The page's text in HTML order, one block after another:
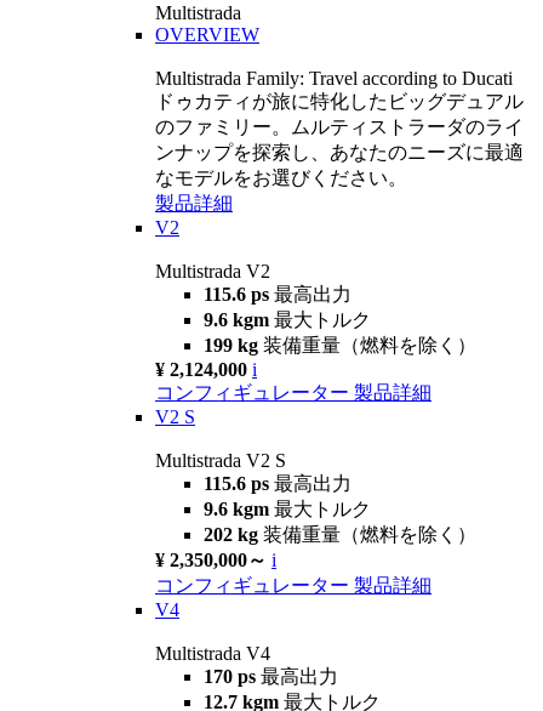
Multistrada
OVERVIEW
Multistrada Family: Travel according to Ducati
ドゥカティが旅に特化したビッグデュアル
のファミリー。ムルティストラーダのライ
ンナップを探索し、あなたのニーズに最適
なモデルをお選びください。
製品詳細
V2
Multistrada V2
115.6 ps 最高出力
9.6 kgm 最大トルク
199 kg 装備重量（燃料を除く）
¥ 2,124,000 i
コンフィギュレーター 製品詳細
V2 S
Multistrada V2 S
115.6 ps 最高出力
9.6 kgm 最大トルク
202 kg 装備重量（燃料を除く）
¥ 2,350,000～ i
コンフィギュレーター 製品詳細
V4
Multistrada V4
170 ps 最高出力
12.7 kgm 最大トルク